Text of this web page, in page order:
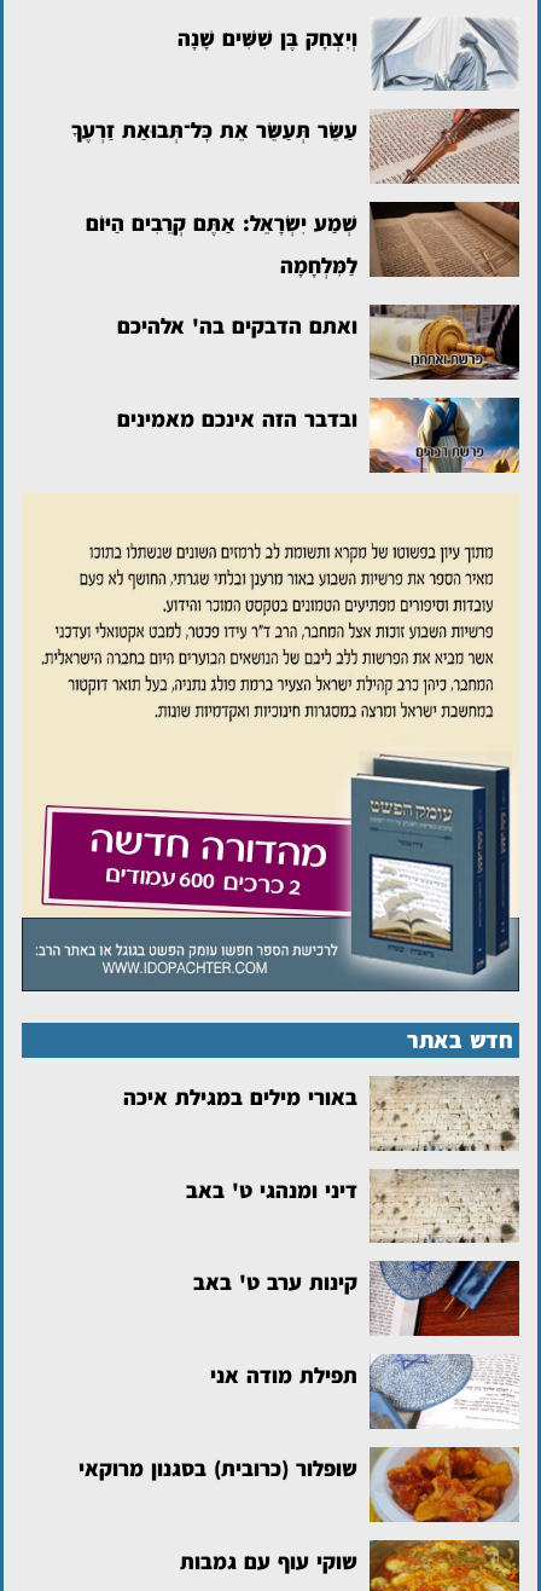
וְיִצְחָק בֶּן שִׁשִּׁים שָׁנָה
עַשֵּׂר תְּעַשֵּׂר אֵת כׇּל־תְּבוּאַת זַרְעֶךָ
שְׁמַע יִשְׂרָאֵל: אַתֶּם קְרֵבִים הַיּוֹם
לַמִּלְחָמָה
ואתם הדבקים בה' אלהיכם
ובדבר הזה אינכם מאמינים
חדש באתר
באורי מילים במגילת איכה
דיני ומנהגי ט' באב
קינות ערב ט' באב
תפילת מודה אני
שופלור (כרובית) בסגנון מרוקאי
שוקי עוף עם גמבות